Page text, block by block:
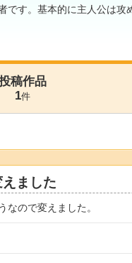
です。基本的に主人公は攻
稿作品
1件
ました
なので変えました。